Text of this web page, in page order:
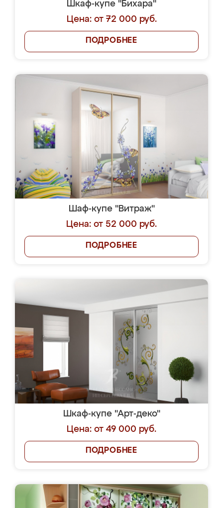
Шкаф-купе "Бихара"
Цена: от 72 000 руб.
ПОДРОБНЕЕ
Шаф-купе "Витраж"
Цена: от 52 000 руб.
ПОДРОБНЕЕ
Шкаф-купе "Арт-деко"
Цена: от 49 000 руб.
ПОДРОБНЕЕ